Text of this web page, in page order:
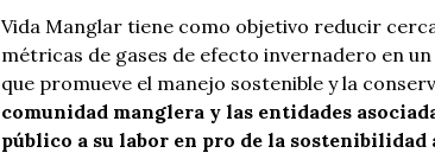
Vida Manglar tiene como objetivo reducir
métricas de gases de efecto invernadero en
que promueve el manejo sostenible y la
comunidad manglera y las entidades
público a su labor en pro de la sostenibilidad